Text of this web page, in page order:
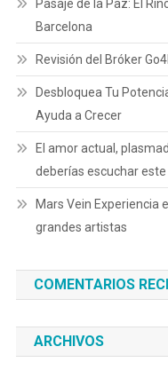
Pasaje de la Paz: El
Barcelona
Revisión del Bróker
Desbloquea Tu
Ayuda a Crecer
El amor actual,
deberías escuchar
Mars Vein Experiencia
grandes artistas
COMENTARIOS
ARCHIVOS